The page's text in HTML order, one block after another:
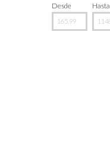
Desde Hasta